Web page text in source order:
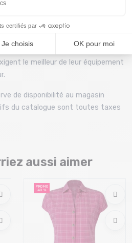
ou de voyage.
l'investissement idéal pour les
le meilleur de leur équipement
de disponibilité au magasin
du catalogue sont toutes taxes
aussi aimer
PROMO
40 %